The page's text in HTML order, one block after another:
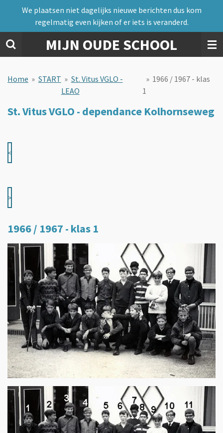
naar
de
hoofdinhoud
MIJN OUDE SCHOOL
We plaatsen niet dagelijks nieuwe berichten dus kom
regelmatig even kijken of er iets is veranderd.
Home » START » St. Vitus VGLO -
LEAO
» 1966 / 1967 - klas
1
St. Vitus VGLO - dependance Kolhornseweg
<
>
1966 / 1967 - klas 1